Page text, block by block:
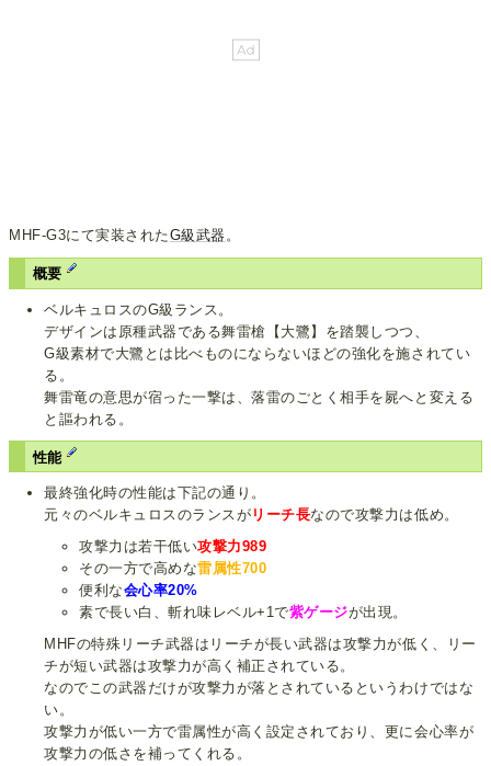
MHF-G3にて実装されたG級武器 。
概要
ベルキュロスのG級ランス。
デザインは原種武器である舞雷槍【大鷺】を踏襲しつつ、
G級素材で大鷺とは比べものにならないほどの強化を施されてい
る。
舞雷竜の意思が宿った一撃は、落雷のごとく相手を屍へと変える
と謳われる。
性能
最終強化時の性能は下記の通り。
元々のベルキュロスのランスが リーチ長なので攻撃力は低め。
攻撃力は若干低い攻撃力989
その一方で高めな雷属性700
便利な会心率20%
素で長い白、斬れ味レベル+1で紫ゲージが出現。
MHFの特殊リーチ武器はリーチが長い武器は攻撃力が低く、リー
チが短い武器は攻撃力が高く補正されている。
なのでこの武器だけが攻撃力が落とされているというわけではな
い。
攻撃力が低い一方で雷属性が高く設定されており、更に会心率が
攻撃力の低さを補ってくれる。